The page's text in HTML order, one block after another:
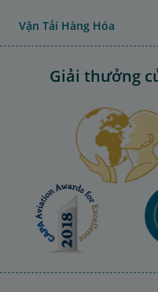
Vận Tải Hàng Hóa
Giải thưởng